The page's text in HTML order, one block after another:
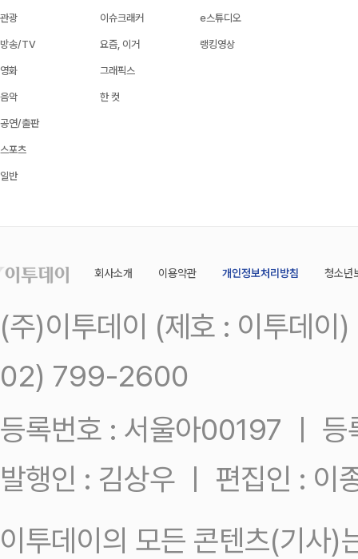
관광
방송/TV
영화
음악
공연/출판
스포츠
일반
이슈크래커
요즘, 이거
그래픽스
한 컷
e스튜디오
랭킹영상
회사소개 이용약관 개인정보처리방침 청소년
(주)이투데이 (제호 : 이투데
02) 799-2600
등록번호 : 서울아00197 ㅣ
발행인 : 김상우 ㅣ 편집인 : 이
이투데이의 모든 콘텐츠(기사)